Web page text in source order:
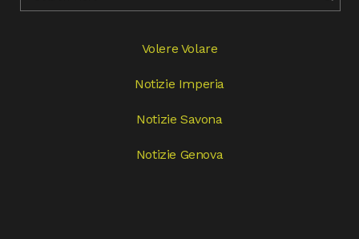
Volere Volare
Notizie Imperia
Notizie Savona
Notizie Genova